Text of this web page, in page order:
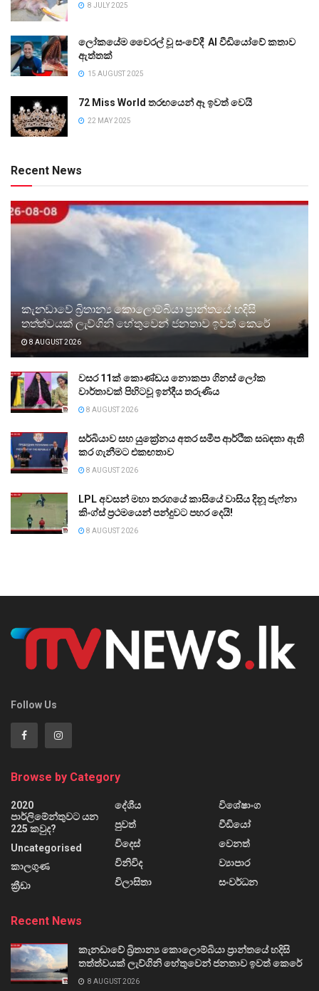
8 JULY 2025
ලෝකයේම වෛරල් වූ සංවේදී AI වීඩියෝවේ කතාව
ඇත්තක්
15 AUGUST 2025
72 Miss World තරඟයෙන් ඈ ඉවත් වෙයි
22 MAY 2025
Recent News
කැනඩාවේ බ්‍රිතාන්‍ය කොලොම්බියා ප්‍රාන්තයේ හදිසි
තත්ත්වයක් ලැව්ගිනි හේතුවෙන් ජනතාව ඉවත් කෙරේ
8 AUGUST 2026
වසර 11ක් කොණ්ඩය නොකපා ගිනස් ලෝක
වාර්තාවක් පිහිටවූ ඉන්දීය තරුණිය
8 AUGUST 2026
සර්බියාව සහ යුක්‍රේනය අතර සමීප ආර්ථික සබඳතා ඇති
කර ගැනීමට එකඟතාව
8 AUGUST 2026
LPL අවසන් මහා තරගයේ කාසියේ වාසිය දිනූ ජැෆ්නා
කිංග්ස් ප්‍රථමයෙන් පන්දුවට පහර දෙයි!
8 AUGUST 2026
Follow Us
Browse by Category
2020
පාර්ලිමේන්තුවට යන
225 කවුද?
Uncategorised
කාලගුණ
ක්‍රීඩා
දේශීය
පුවත්
විදෙස්
විනිවිද
විලාසිතා
විශේෂාංග
වීඩියෝ
වෙනත්
ව්‍යාපාර
සංවර්ධන
Recent News
කැනඩාවේ බ්‍රිතාන්‍ය කොලොම්බියා ප්‍රාන්තයේ හදිසි
තත්ත්වයක් ලැව්ගිනි හේතුවෙන් ජනතාව ඉවත් කෙරේ
8 AUGUST 2026